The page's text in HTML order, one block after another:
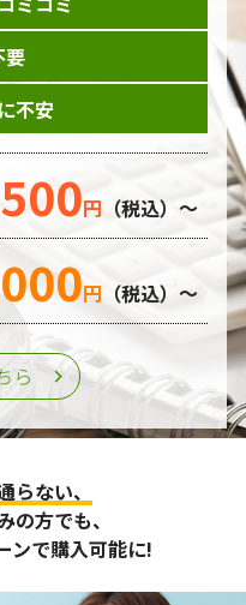
お問い合わせやご質問、
し込みなど、当ホームペ
連絡先、勤務先等の個人
介して収集致します。
する場合、個人情報の取
・監督をおこないます。
合または法令の定めがあ
とはいたしません。
対する予防ならびに是正
す。
よびその他の規範を遵守
人情報保護規程や体制を
改善に努めます。
要
不安
500円 （税込）～
円 （税込）～
ら
らない、
の方でも、
ンで購入可能に!